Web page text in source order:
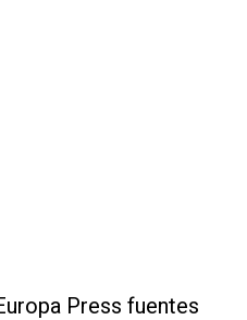
Press fuentes